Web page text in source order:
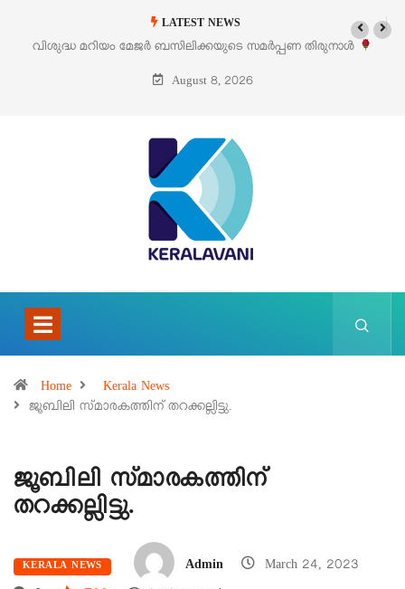
LATEST NEWS
മറിയം മേജർ ബസിലിക്കയുടെ സമർപ്പണ തിരുനാൾ
ഓഗസ്റ്റ് 5 –
August 8, 2026
Home
Kerala News
ജൂബിലി സ്മാരകത്തിന് തറക്കല്ലിട്ടു.
ജൂബിലി സ്മാരകത്തിന്
തറക്കല്ലിട്ടു.
KERALA NEWS Admin
March 24, 2023